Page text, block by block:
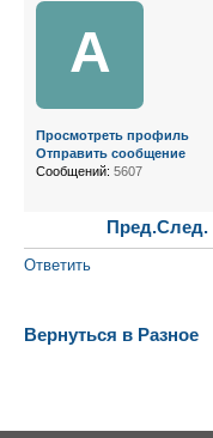
A
Просмотреть профиль
Отправить сообщение
Сообщений: 5607
Пред.След.
Ответить
Вернуться в Разное